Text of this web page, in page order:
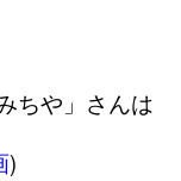
ちや」さんは
)